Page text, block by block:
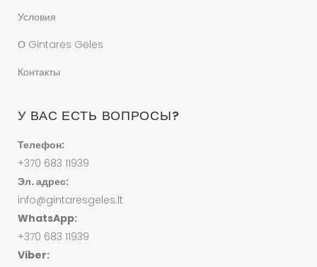
Условия
О Gintarės Gėles
Контакты
У ВАС ЕСТЬ ВОПРОСЫ?
Телефон:
+370 683 11939
Эл. адрес:
info@gintaresgeles.lt
WhatsApp:
+370 683 11939
Viber: